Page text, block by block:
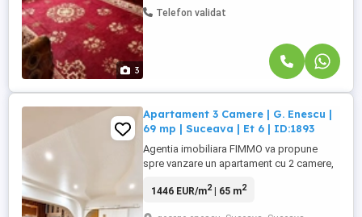
3
Telefon validat
Apartament 3 Camere | G. Enescu |
69 mp | Suceava | Et 6 | ID:1893
Agentia imobiliara FIMMO va propune
spre vanzare un apartament cu 2 camere,
Lidl, o locatie apreciata pentru
1446 EUR/m2| 65 m2